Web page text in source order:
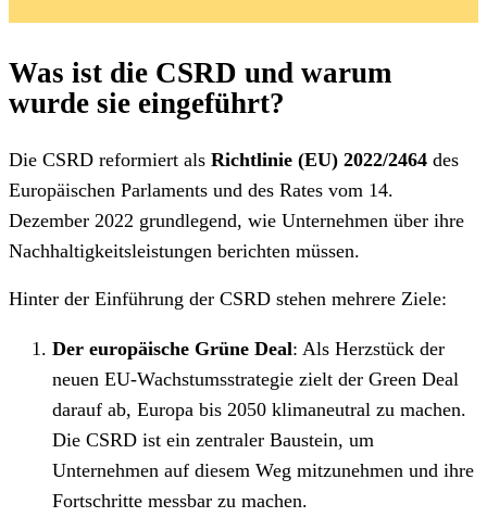
Was ist die CSRD und warum
wurde sie eingeführt?
Die CSRD reformiert als Richtlinie (EU) 2022/2464 des
Europäischen Parlaments und des Rates vom 14.
Dezember 2022 grundlegend, wie Unternehmen über ihre
Nachhaltigkeitsleistungen berichten müssen.
Hinter der Einführung der CSRD stehen mehrere Ziele:
Der europäische Grüne Deal: Als Herzstück der
neuen EU-Wachstumsstrategie zielt der Green Deal
darauf ab, Europa bis 2050 klimaneutral zu machen.
Die CSRD ist ein zentraler Baustein, um
Unternehmen auf diesem Weg mitzunehmen und ihre
Fortschritte messbar zu machen.